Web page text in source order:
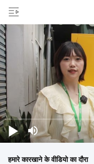
हमारे कारखाने के वीडियो का दौरा